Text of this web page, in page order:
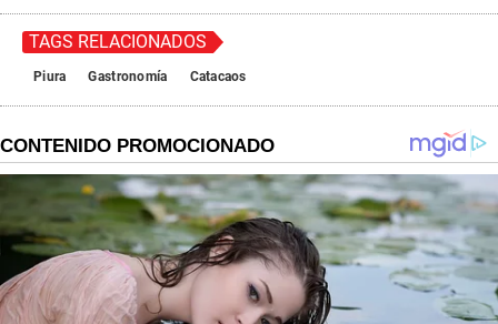
TAGS RELACIONADOS
Piura Gastronomía Catacaos